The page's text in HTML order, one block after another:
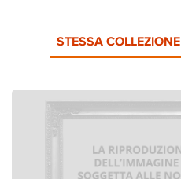
STESSA COLLEZIONE